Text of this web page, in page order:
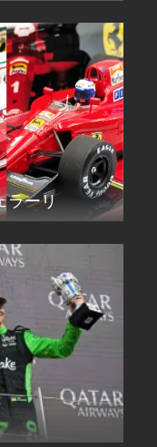
ラーリ